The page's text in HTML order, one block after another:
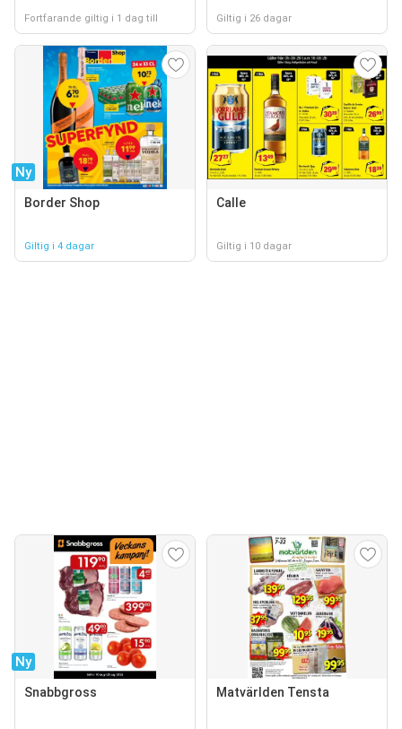
Fortfarande giltig i 1 dag till Giltig i 26 dagar
Ny
Border Shop
Giltig i 4 dagar
Calle
Giltig i 10 dagar
Ny
Snabbgross Matvärlden Tensta